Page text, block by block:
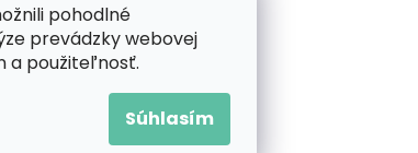
pohodlné
prevádzky webovej
a použiteľnosť.
Súhlasím
držalo.